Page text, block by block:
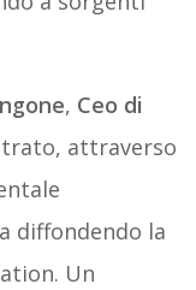
, Ceo di
attraverso
diffondendo la
Un